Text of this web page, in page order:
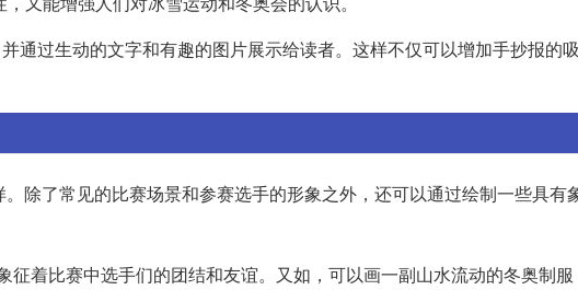
通过生动的文字和有趣的图片展示给读者。这样不仅可以增加手抄报的
除了常见的比赛场景和参赛选手的形象之外，还可以通过绘制一些具有
征着比赛中选手们的团结和友谊。又如，可以画一副山水流动的冬奥制